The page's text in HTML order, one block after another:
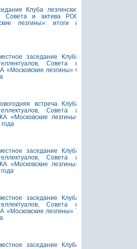
Клуба лезгинских
Совета и актива РОО
лезгины»: итоги и
заседание Клуба
Совета и
«Московские лезгины» 6
встреча Клуба
Совета и
«Московские лезгины»
заседание Клуба
Совета и
«Московские лезгины»
заседание Клуба
Совета и
«Московские лезгины» 7
заседание Клуба